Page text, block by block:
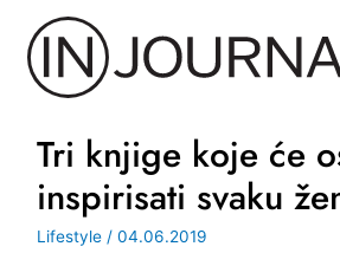
sadržaj
Tri knjige koje će
inspirisati svaku
Lifestyle /04.06.2019